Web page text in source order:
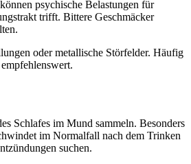
psychische Belastungen für
trifft. Bittere Geschmäcker
oder metallische Störfelder. Häufig
Schlafes im Mund sammeln. Besonders
im Normalfall nach dem Trinken
suchen.